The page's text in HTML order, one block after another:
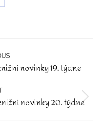
novinky 19. týdne
novinky 20. týdne